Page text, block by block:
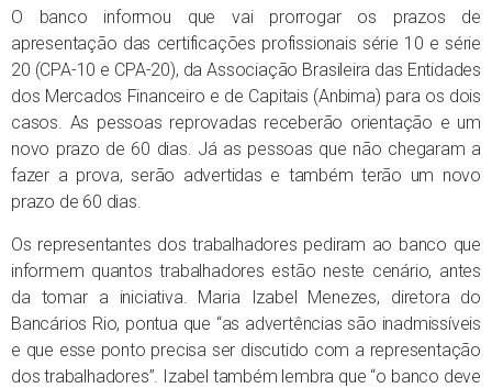
O banco informou que vai prorrogar os prazos de
apresentação das certificações profissionais série 10 e série
20 (CPA-10 e CPA-20), da Associação Brasileira das Entidades
dos Mercados Financeiro e de Capitais (Anbima) para os dois
casos. As pessoas reprovadas receberão orientação e um
novo prazo de 60 dias. Já as pessoas que não chegaram a
fazer a prova, serão advertidas e também terão um novo
prazo de 60 dias.
Os representantes dos trabalhadores pediram ao banco que
informem quantos trabalhadores estão neste cenário, antes
da tomar a iniciativa. Maria Izabel Menezes, diretora do
Bancários Rio, pontua que “as advertências são inadmissíveis
e que esse ponto precisa ser discutido com a representação
dos trabalhadores”. Izabel também lembra que “o banco deve